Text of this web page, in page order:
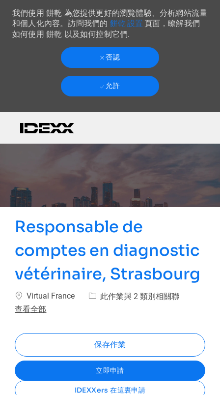
我們使用 餅乾 為您提供更好的瀏覽體驗、分析網站流量
和個人化內容。訪問我們的 餅乾 設置 頁面，瞭解我們
如何使用 餅乾 以及如何控制它們.
否認
允許
Responsable de
comptes en diagnostic
vétérinaire, Strasbourg
位置Virtual France 此作業與 2 類別相關聯
查看全部
保存作業
立即申請
IDEXXers 在這裏申請